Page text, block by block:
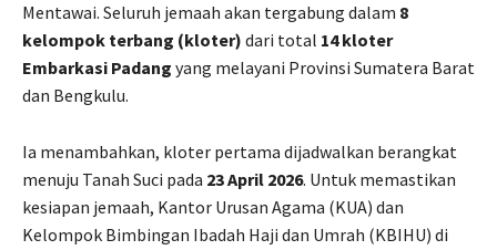
Mentawai. Seluruh jemaah akan tergabung dalam 8
kelompok terbang (kloter) dari total 14 kloter
Embarkasi Padang yang melayani Provinsi Sumatera Barat
dan Bengkulu.
Ia menambahkan, kloter pertama dijadwalkan berangkat
menuju Tanah Suci pada 23 April 2026. Untuk memastikan
kesiapan jemaah, Kantor Urusan Agama (KUA) dan
Kelompok Bimbingan Ibadah Haji dan Umrah (KBIHU) di